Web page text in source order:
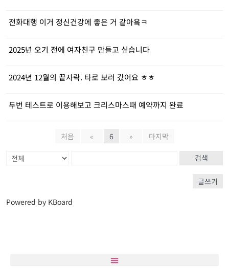
전화대행 이거 정신건강에 좋은 거 같아욬ㅋ
2025년 오기 전에 여자친구 만들고 싶습니다
2024년 12월의 끝자락. 타로 보러 갔어요 ㅎㅎ
두번 테스트로 이용해보고 크리스마스때 예약까지 완료
처음 « 6 » 마지막
검색
글쓰기
Powered by KBoard